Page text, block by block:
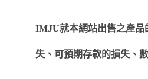
IMJU就本網站出售之產品
失、可預期存款的損失、